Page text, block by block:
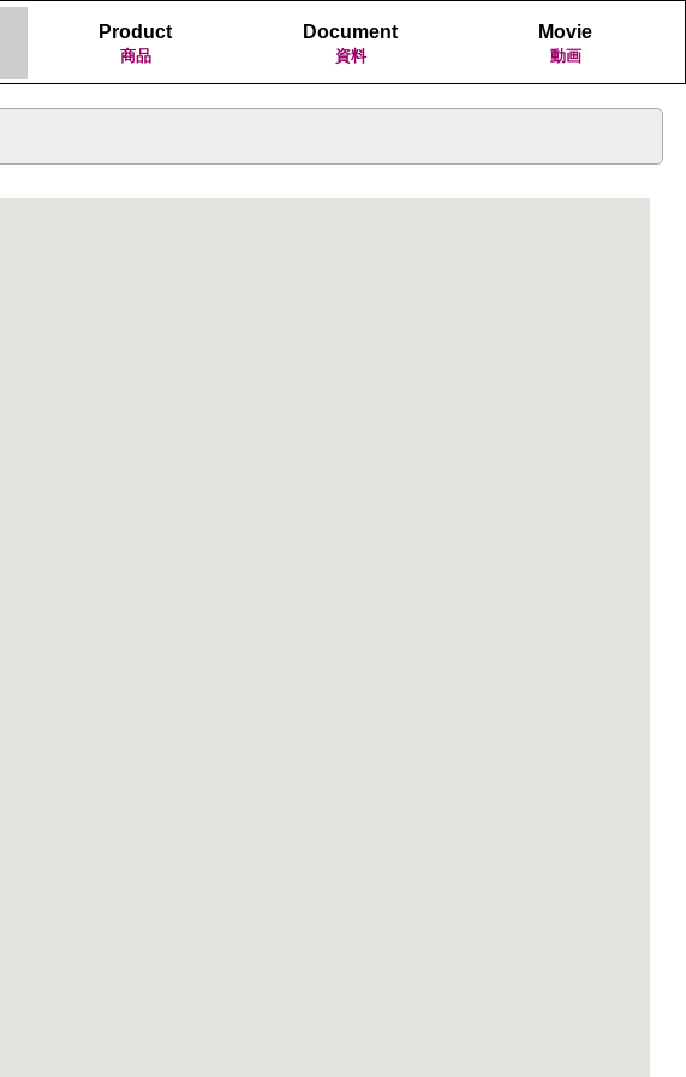
Product
商品
Document
資料
Movie
動画